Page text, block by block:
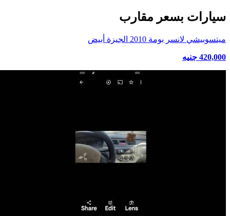
سيارات بسعر مقارب
ميتسوبيشي لانسر بومة 2010 الجيزة أبيض
420,000 جنيه